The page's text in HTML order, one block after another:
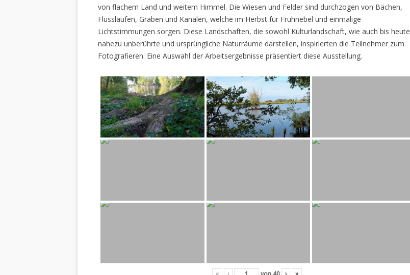
von flachem Land und weitem Himmel. Die Wiesen und Felder sind durchzogen von Bächen,
Flussläufen, Gräben und Kanälen, welche im Herbst für Frühnebel und einmalige
Lichtstimmungen sorgen. Diese Landschaften, die sowohl Kulturlandschaft, wie auch bis heute
nahezu unberührte und ursprüngliche Naturräume darstellen, inspirierten die Teilnehmer zum
Fotografieren. Eine Auswahl der Arbeitsergebnisse präsentiert diese Ausstellung.